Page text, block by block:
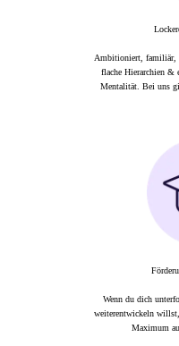
Ambitioniert, familiär,
flache Hierarchien &
Mentalität. Bei uns
Wenn du dich
weiterentwickeln
Maximum